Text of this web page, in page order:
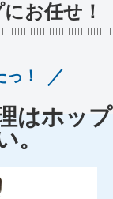
お任せ！
！
はホップ
。